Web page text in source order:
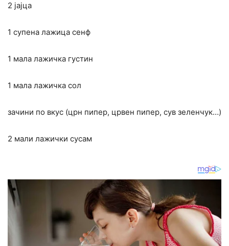
2 јајца
1 супена лажица сенф
1 мала лажичка густин
1 мала лажичка сол
зачини по вкус (црн пипер, црвен пипер, сув зеленчук…)
2 мали лажички сусам